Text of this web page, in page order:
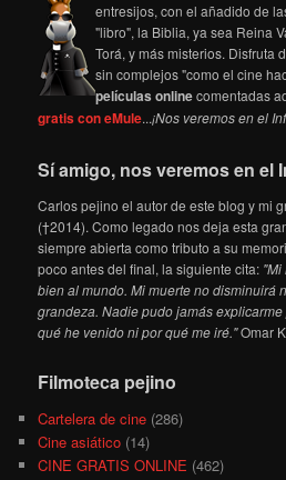
entresijos, con el añadido de
"libro", la Biblia, ya sea Reina
Torá, y más misterios. Disfruta
sin complejos "como el cine
películas onlinecomentadas
gratis con eMule...¡Nos veremos en el
Sí amigo, nos veremos en el
Carlos pejino el autor de este blog y mi
(†2014). Como legado nos deja esta
siempre abierta como tributo a su
poco antes del final, la siguiente cita:
bien al mundo. Mi muerte no disminuirá
grandeza. Nadie pudo jamás
qué he venido ni por qué me iré."Omar
Filmoteca pejino
Cartelera de cine (286)
Cine asiático (14)
CINE GRATIS ONLINE (462)